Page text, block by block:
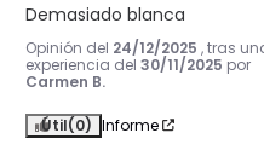
Demasiado blanca
Opinión del 24/12/2025 , tras
experiencia del 30/11/2025 por
Carmen B.
Útil(0) Informe